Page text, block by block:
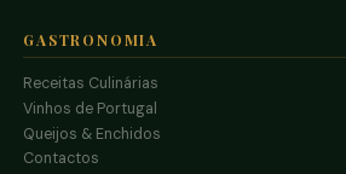
GASTRONOMIA
Receitas Culinárias
Vinhos de Portugal
Queijos & Enchidos
Contactos